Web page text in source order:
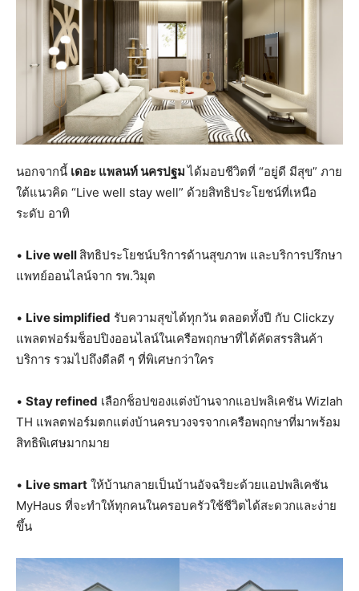
นอกจากนี้ เดอะ แพลนท์ นครปฐมได้มอบชีวิตที่ “อยู่ดี มีสุข” ภาย
ใต้แนวคิด “Live well stay well” ด้วยสิทธิประโยชน์ที่เหนือ
ระดับ อาทิ
• Live well สิทธิประโยชน์บริการด้านสุขภาพ และบริการปรึกษา
แพทย์ออนไลน์จาก รพ.วิมุต
• Live simplified รับความสุขได้ทุกวัน ตลอดทั้งปี กับ Clickzy
แพลตฟอร์มช็อปปิงออนไลน์ในเครือพฤกษาที่ได้คัดสรรสินค้า
บริการ รวมไปถึงดีลดี ๆ ที่พิเศษกว่าใคร
• Stay refined เลือกช็อปของแต่งบ้านจากแอปพลิเคชัน Wizlah
TH แพลตฟอร์มตกแต่งบ้านครบวงจรจากเครือพฤกษาที่มาพร้อม
สิทธิพิเศษมากมาย
• Live smart ให้บ้านกลายเป็นบ้านอัจฉริยะด้วยแอปพลิเคชัน
MyHaus ที่จะทำให้ทุกคนในครอบครัวใช้ชีวิตได้สะดวกและง่าย
ขึ้น